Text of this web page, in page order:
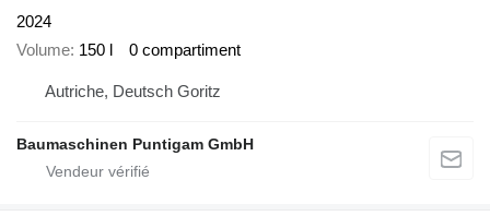
2024
Volume 150 l 0 compartiment
Autriche, Deutsch Goritz
Baumaschinen Puntigam GmbH